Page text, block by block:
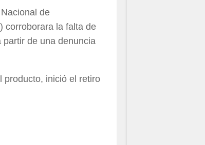
de
corroborara la falta de
de una denuncia
producto, inició el retiro